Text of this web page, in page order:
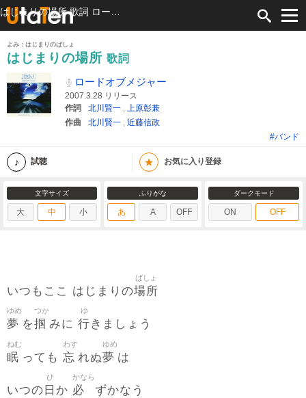
よみ：はじまりのばしょ
はじまりの場所 歌詞
ロードオブメジャー
2007.3.28 リリース
作詞
北川賢一 , 上原彰兼
作曲
北川賢一 , 近藤信政
#バンド
試聴 ★ お気に入り登録
文字サイズ
大 中 小
ふりがな
あ A OFF
ダークモード
ON OFF
いつもここ はじまりの場所
ばしょ
夢
ゆめ
を掴
つか
みに 行
ゆ
きましょう
眠
ねむ
っても 忘
わす
れぬ夢
ゆめ
は
いつの 日
ひ
か 必
かなら
ずかなう